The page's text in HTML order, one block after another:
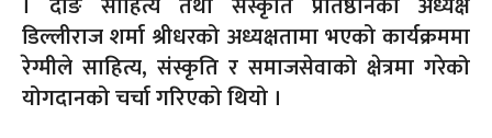
डिल्लीराज शर्मा श्रीधरको अध्यक्षतामा भएको कार्यक्रममा
रेग्मीले साहित्य, संस्कृति र समाजसेवाको क्षेत्रमा गरेको
योगदानको चर्चा गरिएको थियो ।